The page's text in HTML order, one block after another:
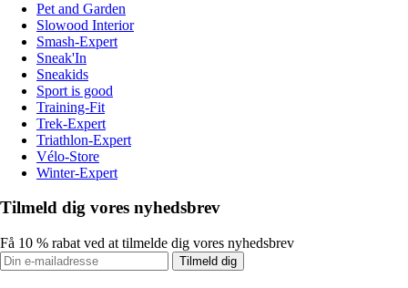
Pet and Garden
Slowood Interior
Smash-Expert
Sneak'In
Sneakids
Sport is good
Training-Fit
Trek-Expert
Triathlon-Expert
Vélo-Store
Winter-Expert
Tilmeld dig vores nyhedsbrev
Få 10 % rabat ved at tilmelde dig vores nyhedsbrev
Tilmeld dig